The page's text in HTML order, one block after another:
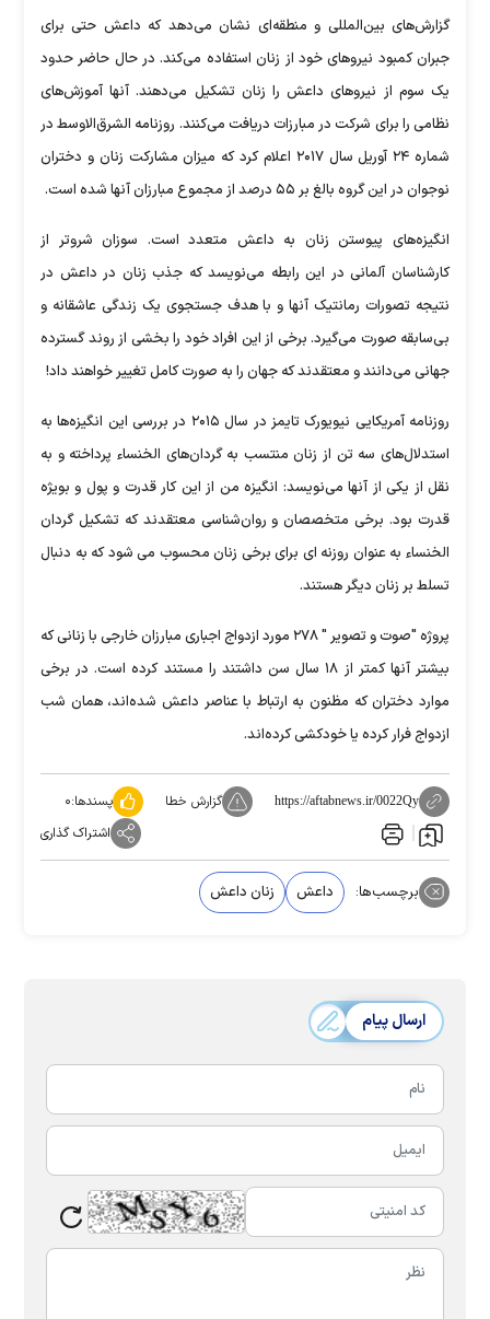
گزارش‌های بین‌المللی و منطقه‌ای نشان می‌دهد که داعش حتی برای
جبران کمبود نیروهای خود از زنان استفاده می‌کند. در حال حاضر حدود
یک سوم از نیروهای داعش را زنان تشکیل می‌دهند. آنها آموزش‌های
نظامی را برای شرکت در مبارزات دریافت می‌کنند. روزنامه الشرق‌الاوسط در
شماره ۲۴ آوریل سال ۲۰۱۷ اعلام کرد که میزان مشارکت زنان و دختران
نوجوان در این گروه بالغ بر ۵۵ درصد از مجموع مبارزان آنها شده است.
انگیزه‌های پیوستن زنان به داعش متعدد است. سوزان شروتر از
کارشناسان آلمانی در این رابطه می‌نویسد که جذب زنان در داعش در
نتیجه تصورات رمانتیک آنها و با هدف جستجوی یک زندگی عاشقانه و
بی‌سابقه صورت می‌گیرد. برخی از این افراد خود را بخشی از روند گسترده
جهانی می‌دانند و معتقدند که جهان را به صورت کامل تغییر خواهند داد!
روزنامه آمریکایی نیویورک تایمز در سال ۲۰۱۵ در بررسی این انگیزه‌ها به
استدلال‌های سه تن از زنان منتسب به گردان‌های الخنساء پرداخته و به
نقل از یکی از آنها می‌نویسد: انگیزه من از این کار قدرت و پول و بویژه
قدرت بود. برخی متخصصان و روان‌شناسی معتقدند که تشکیل گردان
الخنساء به عنوان روزنه ای برای برخی زنان محسوب می شود که به دنبال
تسلط بر زنان دیگر هستند.
پروژه "صوت و تصویر " ۲۷۸ مورد ازدواج اجباری مبارزان خارجی با زنانی که
بیشتر آنها کمتر از ۱۸ سال سن داشتند را مستند کرده است. در برخی
موارد دختران که مظنون به ارتباط با عناصر داعش شده‌اند، همان شب
ازدواج فرار کرده یا خودکشی کرده‌اند.
https://aftabnews.ir/0022Qy گزارش خطا پسندها:۰
اشتراک گذاری
برچسب‌ها: داعش زنان داعش
ارسال پیام